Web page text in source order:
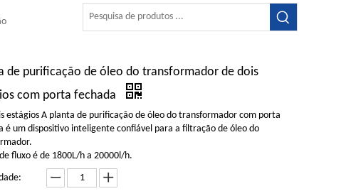
de purificação de óleo do transformador de dois
com porta fechada
estágios A planta de purificação de óleo do transformador com porta
é um dispositivo inteligente confiável para a filtração de óleo do
fluxo é de 1800L/h a 20000l/h.